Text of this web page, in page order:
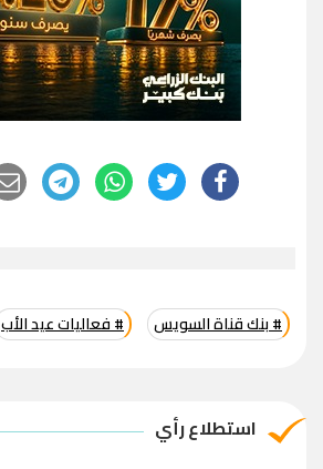
# بنك قناة السويس # فعاليات عيد الأب
استطلاع رأي